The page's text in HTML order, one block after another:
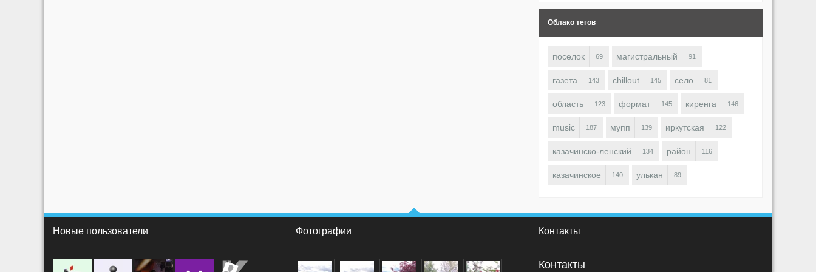
Облако тегов
поселок 69 магистральный 91
газета 143 chillout 145 село 81
область 123 формат 145 киренга 146
music 187 мупп 139 иркутская 122
казачинско-ленский 134 район 116
казачинское 140 улькан 89
Новые пользователи Фотографии Контакты
Контакты